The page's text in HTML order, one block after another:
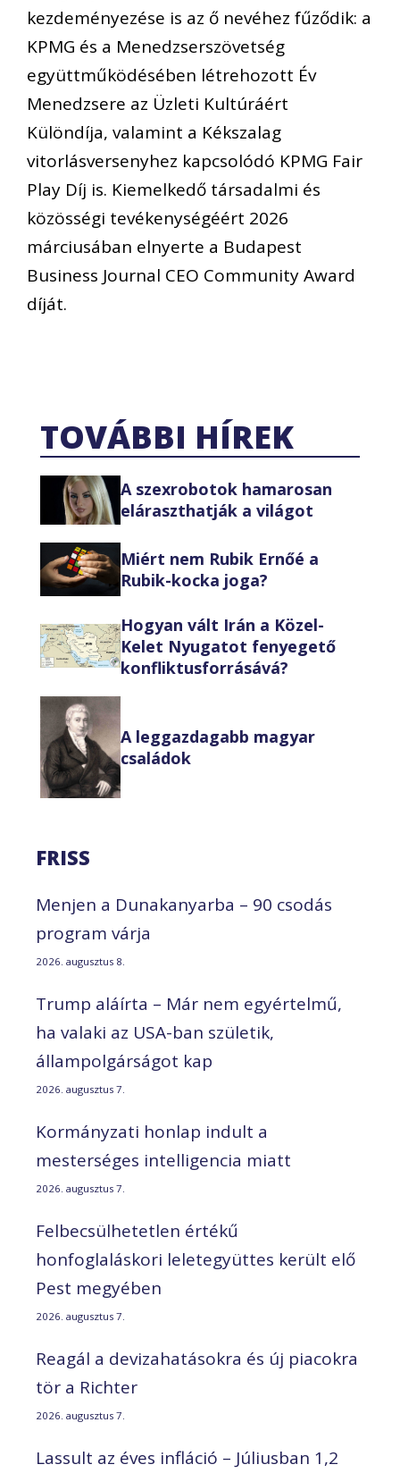
kezdeményezése is az ő nevéhez fűződik: a
KPMG és a Menedzserszövetség
együttműködésében létrehozott Év
Menedzsere az Üzleti Kultúráért
Különdíja, valamint a Kékszalag
vitorlásversenyhez kapcsolódó KPMG Fair
Play Díj is. Kiemelkedő társadalmi és
közösségi tevékenységéért 2026
márciusában elnyerte a Budapest
Business Journal CEO Community Award
díját.
TOVÁBBI HÍREK
A szexrobotok hamarosan
eláraszthatják a világot
Miért nem Rubik Ernőé a
Rubik-kocka joga?
Hogyan vált Irán a Közel-
Kelet Nyugatot fenyegető
konfliktusforrásává?
A leggazdagabb magyar
családok
FRISS
Menjen a Dunakanyarba – 90 csodás
program várja
2026. augusztus 8.
Trump aláírta – Már nem egyértelmű,
ha valaki az USA-ban születik,
állampolgárságot kap
2026. augusztus 7.
Kormányzati honlap indult a
mesterséges intelligencia miatt
2026. augusztus 7.
Felbecsülhetetlen értékű
honfoglaláskori leletegyüttes került elő
Pest megyében
2026. augusztus 7.
Reagál a devizahatásokra és új piacokra
tör a Richter
2026. augusztus 7.
Lassult az éves infláció – Júliusban 1,2